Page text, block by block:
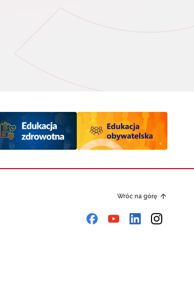
Wróć na górę